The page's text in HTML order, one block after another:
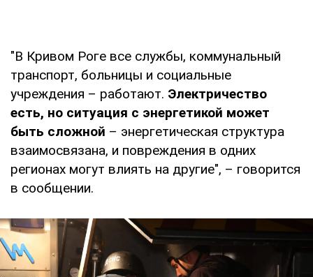
"В Кривом Роге все службы, коммунальный
транспорт, больницы и социальные
учреждения – работают. Электричество
есть, но ситуация с энергетикой может
быть сложной – энергетическая структура
взаимосвязана, и повреждения в одних
регионах могут влиять на другие", – говорится
в сообщении.